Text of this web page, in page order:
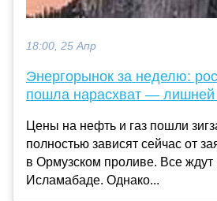
18:00, 25 Апр
Энергорынок за неделю:
пошла нарасхват — лишней
Цены на нефть и газ пошли
полностью зависят сейчас от
в Ормузском проливе. Все ждут
Исламабаде. Однако...